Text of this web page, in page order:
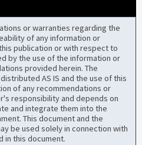
or warranties regarding the
of any information or
publication or with respect to
by the use of the information or
provided herein. The
AS IS and the use of this
of any recommendations or
responsibility and depends on
and integrate them into the
This document and the
be used solely in connection with
in this document.